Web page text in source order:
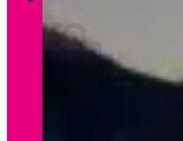
Es befinden sich